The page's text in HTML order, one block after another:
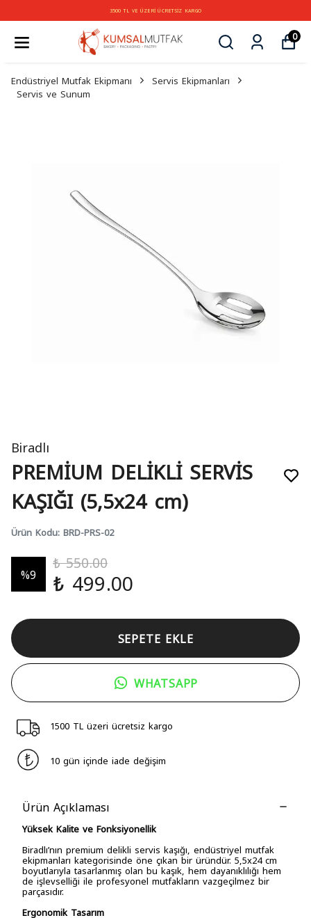
3500 TL VE ÜZERİ ÜCRETSİZ KARGO
0
Endüstriyel Mutfak Ekipmanı
Servis Ekipmanları
Servis ve Sunum
Biradlı
PREMİUM DELİKLİ SERVİS
KAŞIĞI (5,5x24 cm)
Ürün Kodu: BRD-PRS-02
%9
₺ 550.00
₺ 499.00
SEPETE EKLE
WHATSAPP
1500 TL üzeri ücretsiz kargo
10 gün içinde iade değişim
Ürün Açıklaması
Yüksek Kalite ve Fonksiyonellik
Biradlı’nın premium delikli servis kaşığı, endüstriyel mutfak
ekipmanları kategorisinde öne çıkan bir üründür. 5,5x24 cm
boyutlarıyla tasarlanmış olan bu kaşık, hem dayanıklılığı hem
de işlevselliği ile profesyonel mutfakların vazgeçilmez bir
parçasıdır.
Ergonomik Tasarım